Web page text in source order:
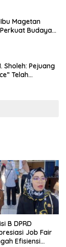
Magetan
Budaya
Sholeh: Pejuang
Telah
B DPRD
Job Fair
Efisiensi